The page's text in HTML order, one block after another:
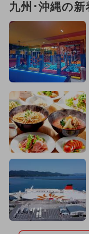
2026年5月のイ
2026年9月のイ
2024年3月のイ
2024年6月のイ
2026年3月のイ
2026年4月のイ
春休み
冬休み
九州･沖縄の新